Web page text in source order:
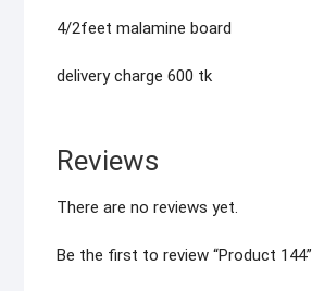
4/2feet malamine board
delivery charge 600 tk
Reviews
There are no reviews yet.
Be the first to review “Product 144”